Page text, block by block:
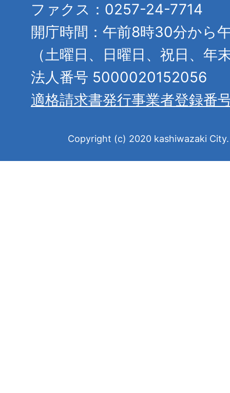
ファクス：0257-24-7714
開庁時間：午前8時30分から
（土曜日、日曜日、祝日、年
法人番号 5000020152056
適格請求書発行事業者登録番
Copyright (c) 2020 kashiwazaki